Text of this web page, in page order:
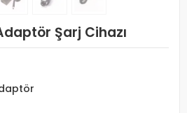
Şarj Cihazı